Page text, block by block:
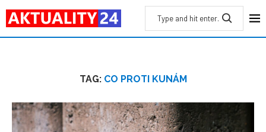
TAG: CO PROTI KUNÁM